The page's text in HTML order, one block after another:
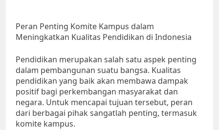
Peran Penting Komite Kampus dalam
Meningkatkan Kualitas Pendidikan di Indonesia
Pendidikan merupakan salah satu aspek penting
dalam pembangunan suatu bangsa. Kualitas
pendidikan yang baik akan membawa dampak
positif bagi perkembangan masyarakat dan
negara. Untuk mencapai tujuan tersebut, peran
dari berbagai pihak sangatlah penting, termasuk
komite kampus.